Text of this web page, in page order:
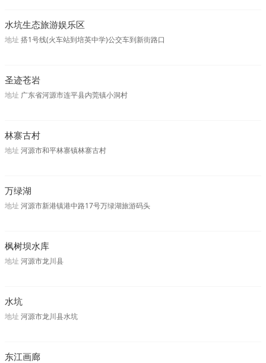
水坑生态旅游娱乐区
地址 搭1号线(火车站到培英中学)公交车到新街路口
圣迹苍岩
地址 广东省河源市连平县内莞镇小洞村
林寨古村
地址 河源市和平林寨镇林寨古村
万绿湖
地址 河源市新港镇港中路17号万绿湖旅游码头
枫树坝水库
地址 河源市龙川县
水坑
地址 河源市龙川县水坑
东江画廊